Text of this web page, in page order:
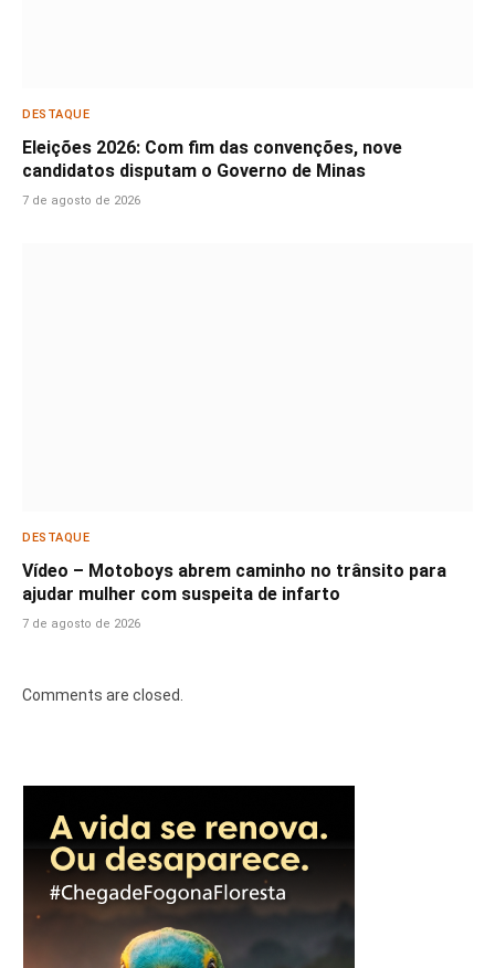
DESTAQUE
Eleições 2026: Com fim das convenções, nove
candidatos disputam o Governo de Minas
7 de agosto de 2026
DESTAQUE
Vídeo – Motoboys abrem caminho no trânsito para
ajudar mulher com suspeita de infarto
7 de agosto de 2026
Comments are closed.